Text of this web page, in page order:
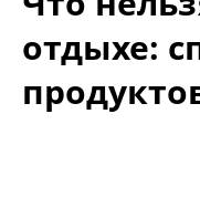
отдыхе: